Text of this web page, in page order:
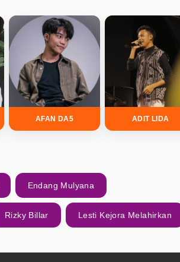
AFAN DA5 ADIT LIDA
Endang Mulyana
Rizky Billar Lesti Kejora Melahirkan